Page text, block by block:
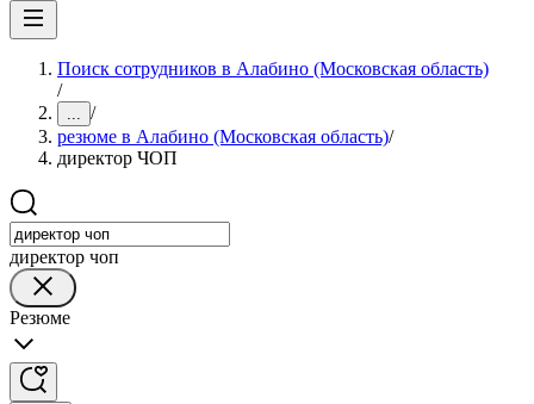
Поиск сотрудников в Алабино (Московская область)
/
... /
резюме в Алабино (Московская область)/
директор ЧОП
директор чоп
Резюме